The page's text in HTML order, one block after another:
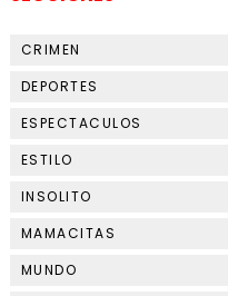
CRIMEN
DEPORTES
ESPECTACULOS
ESTILO
INSOLITO
MAMACITAS
MUNDO